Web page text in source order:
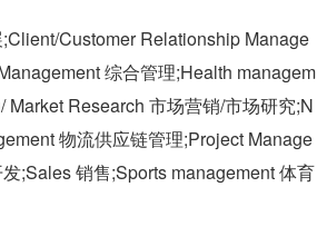
Customer Relationship Manage
综合管理;Health managem
Research 市场营销/市场研究;N
物流供应链管理;Project Manage
;Sales 销售;Sports management 体育